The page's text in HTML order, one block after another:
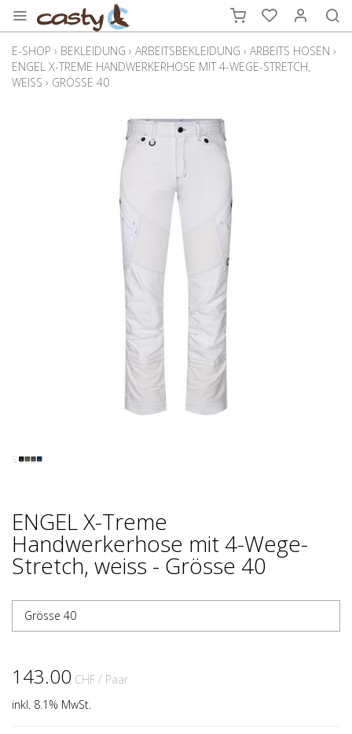
E-SHOP › BEKLEIDUNG › ARBEITSBEKLEIDUNG › ARBEITS HOSEN ›
ENGEL X-TREME HANDWERKERHOSE MIT 4-WEGE-STRETCH,
WEISS › GRÖSSE 40
ENGEL X-Treme
Handwerkerhose mit 4-Wege-
Stretch, weiss - Grösse 40
Grösse 40
143.00 CHF / Paar
inkl. 8.1% MwSt.